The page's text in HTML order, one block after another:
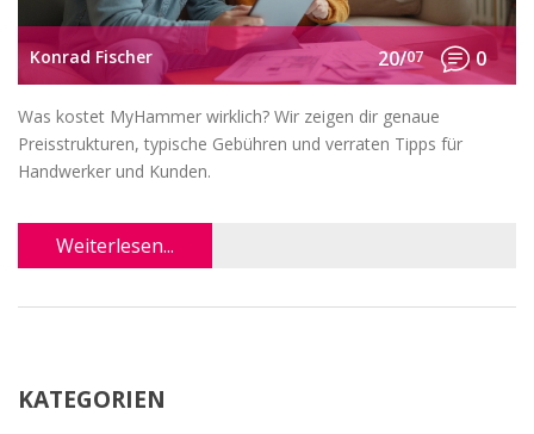
Konrad Fischer 20/07 0
Was kostet MyHammer wirklich? Wir zeigen dir genaue
Preisstrukturen, typische Gebühren und verraten Tipps für
Handwerker und Kunden.
Weiterlesen...
KATEGORIEN